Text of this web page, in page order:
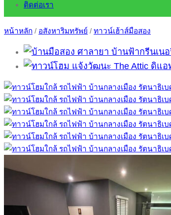
ติดต่อเรา
หน้าหลัก / อสังหาริมทรัพย์ / ทาวน์เฮ้าส์มือสอง